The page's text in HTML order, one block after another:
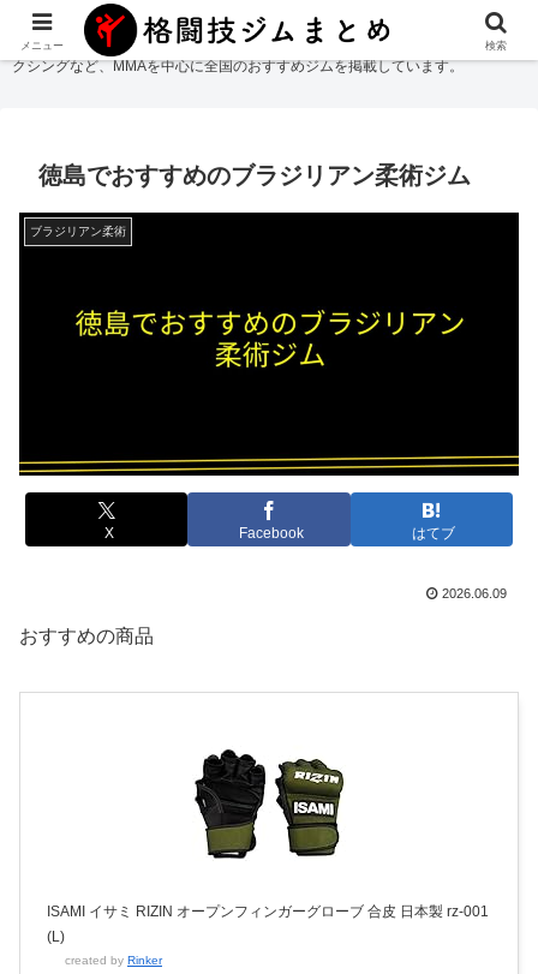
格闘技ジムまとめ
では総合格闘技・柔術・レスリング・キックボクシング・ボ
クシングなど、MMAを中心に全国のおすすめジムを掲載しています。
徳島でおすすめのブラジリアン柔術ジム
ブラジリアン柔術
X Facebook はてブ
2026.06.09
おすすめの商品
ISAMI イサミ RIZIN オープンフィンガーグローブ 合皮 日本製 rz-001
(L)
created by Rinker
メニュー 検索